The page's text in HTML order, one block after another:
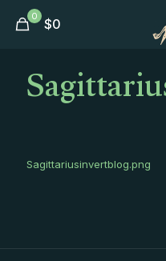
0 $0
Sagittariusinvertblog.png